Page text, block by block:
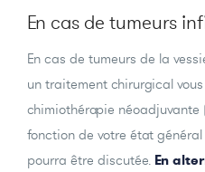
En cas de tumeurs
En cas de tumeurs de la
un traitement chirurgical
chimiothérapie
fonction de votre état
pourra être discutée. En